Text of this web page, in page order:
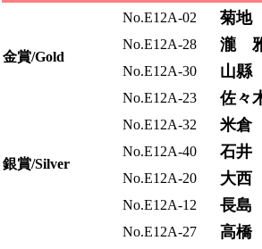
金賞/Gold
No.E12A-02 菊
No.E12A-28 瀧
No.E12A-30 山縣
No.E12A-23 佐々
銀賞/Silver
No.E12A-32 米倉
No.E12A-40 石井
No.E12A-20 大西
No.E12A-12 長島
No.E12A-27 高橋